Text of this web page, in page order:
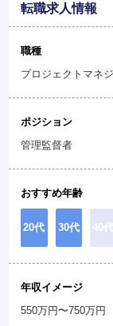
転職求人情報
職種
プロジェクトマネ
ポジション
管理監督者
おすすめ年齢
20代 30代 40代
年収イメージ
550万円〜750万円